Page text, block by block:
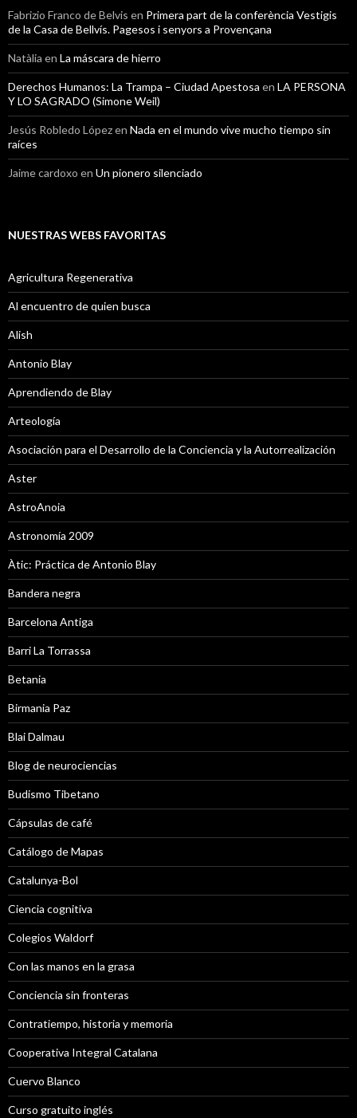
Fabrizio Franco de Belvis en Primera part de la conferència Vestigis
de la Casa de Bellvís. Pagesos i senyors a Provençana
Natàlia en La máscara de hierro
Derechos Humanos: La Trampa – Ciudad Apestosa en LA PERSONA
Y LO SAGRADO (Simone Weil)
Jesús Robledo Lópezen Nada en el mundo vive mucho tiempo sin
raíces
Jaime cardoxo en Un pionero silenciado
NUESTRAS WEBS FAVORITAS
Agricultura Regenerativa
Al encuentro de quien busca
Alish
Antonio Blay
Aprendiendo de Blay
Arteología
Asociación para el Desarrollo de la Conciencia y la Autorrealización
Aster
AstroAnoia
Astronomía 2009
Àtic: Práctica de Antonio Blay
Bandera negra
Barcelona Antiga
Barri La Torrassa
Betania
Birmania Paz
Blai Dalmau
Blog de neurociencias
Budismo Tibetano
Cápsulas de café
Catálogo de Mapas
Catalunya-Bol
Ciencia cognitiva
Colegios Waldorf
Con las manos en la grasa
Conciencia sin fronteras
Contratiempo, historia y memoria
Cooperativa Integral Catalana
Cuervo Blanco
Curso gratuito inglés